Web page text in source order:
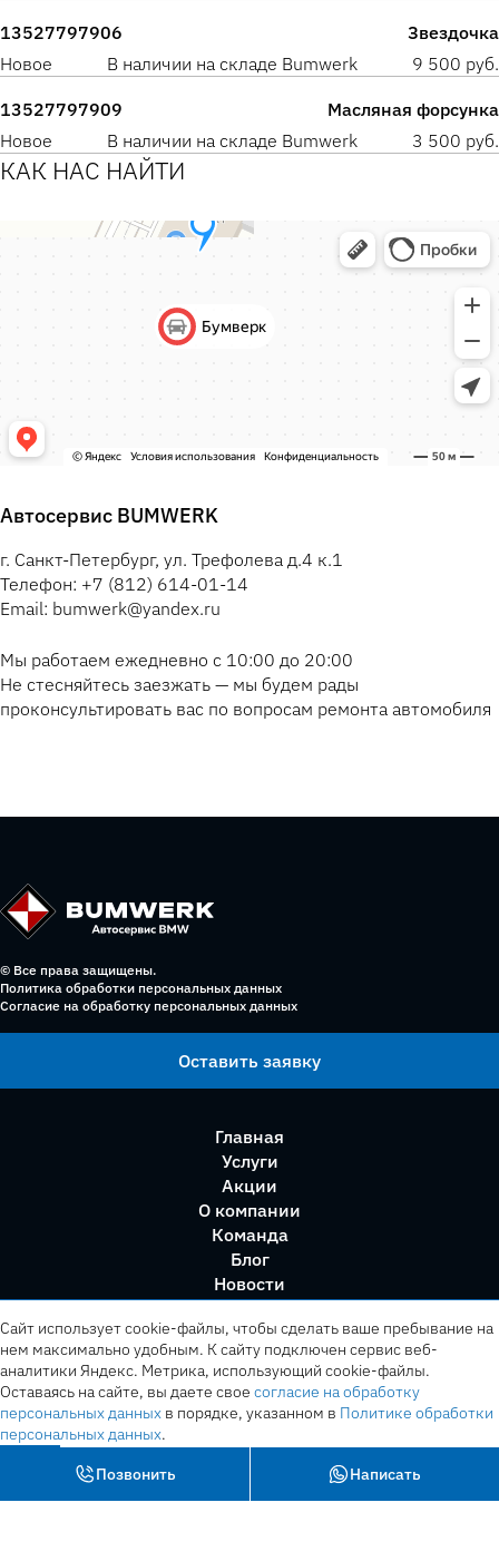
13527797906
Звездочка
Новое
В наличии на складе Bumwerk 9 500 руб.
13527797909
Масляная форсунка
Новое
В наличии на складе Bumwerk 3 500 руб.
КАК НАС НАЙТИ
Автосервис BUMWERK
г. Санкт-Петербург, ул. Трефолева д.4 к.1
Телефон: +7 (812) 614-01-14
Email: bumwerk@yandex.ru
Мы работаем ежедневно с 10:00 до 20:00
Не стесняйтесь заезжать — мы будем рады
проконсультировать вас по вопросам ремонта автомобиля
© Все права защищены.
Политика обработки персональных данных
Согласие на обработку персональных данных
Оставить заявку
Главная
Услуги
Акции
О компании
Команда
Блог
Новости
Позвонить Написать
Сайт использует cookie-файлы, чтобы сделать ваше пребывание на
нем максимально удобным. К cайту подключен сервис веб-
аналитики Яндекс. Метрика, использующий cookie-файлы.
Оставаясь на сайте, вы даете свое согласие на обработку
персональных данных в порядке, указанном в Политике обработки
персональных данных.